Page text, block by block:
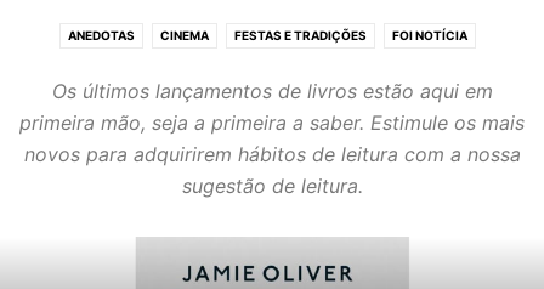
ANEDOTAS CINEMA FESTAS E TRADIÇÕES FOI NOTÍCIA
VIAGENS E ESCAPADELAS VIDEOS A NÃO PERDER
Os últimos lançamentos de livros estão aqui em
primeira mão, seja a primeira a saber. Estimule os mais
novos para adquirirem hábitos de leitura com a nossa
sugestão de leitura.